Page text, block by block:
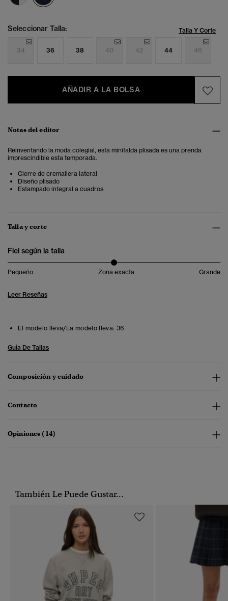
Seleccionar Talla: Talla Y Corte
34 36 38 40 42 44 46
AÑADIR A LA BOLSA
Notas del editor
Reinventando la moda colegial, esta minifalda plisada es una prenda
imprescindible esta temporada.
Cierre de cremallera lateral
Diseño plisado
Estampado integral a cuadros
Talla y corte
Fiel según la talla
Pequeño Zona exacta Grande
Leer Reseñas
El modelo lleva/La modelo lleva: 36
Guía De Tallas
Composición y cuidado
Contacto
Opiniones (14)
También Le Puede Gustar...